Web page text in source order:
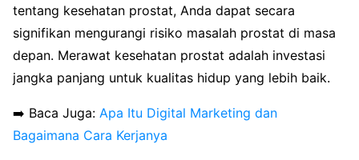
tentang kesehatan prostat, Anda dapat secara
signifikan mengurangi risiko masalah prostat di masa
depan. Merawat kesehatan prostat adalah investasi
jangka panjang untuk kualitas hidup yang lebih baik.
➡️ Baca Juga: Apa Itu Digital Marketing dan
Bagaimana Cara Kerjanya